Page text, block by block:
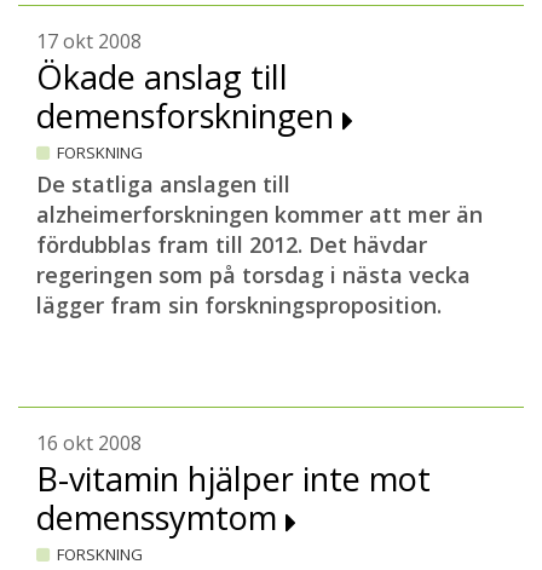
17 okt 2008
Ökade anslag till
demensforskningen
FORSKNING
De statliga anslagen till
alzheimerforskningen kommer att mer än
fördubblas fram till 2012. Det hävdar
regeringen som på torsdag i nästa vecka
lägger fram sin forskningsproposition.
16 okt 2008
B-vitamin hjälper inte mot
demenssymtom
FORSKNING